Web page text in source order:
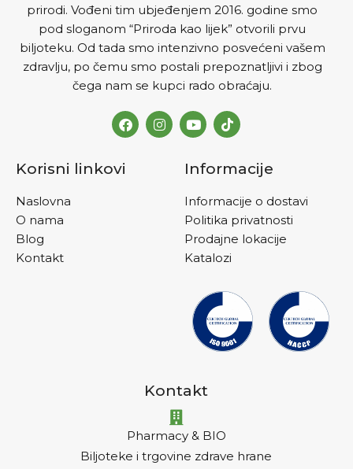
prirodi. Vođeni tim ubjeđenjem 2016. godine smo
pod sloganom “Priroda kao lijek” otvorili prvu
biljoteku. Od tada smo intenzivno posvećeni vašem
zdravlju, po čemu smo postali prepoznatljivi i zbog
čega nam se kupci rado obraćaju.
Korisni linkovi
Naslovna
O nama
Blog
Kontakt
Informacije
Informacije o dostavi
Politika privatnosti
Prodajne lokacije
Katalozi
Kontakt
Pharmacy & BIO
Biljoteke i trgovine zdrave hrane